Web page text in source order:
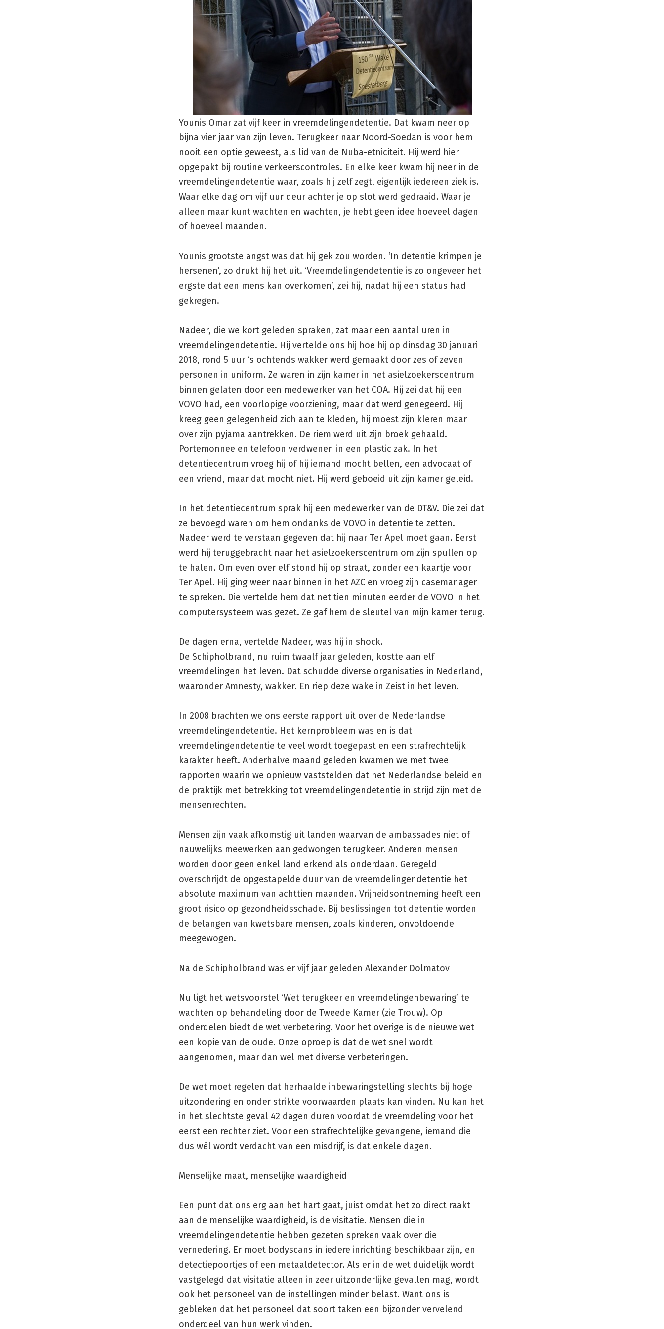
Younis Omar zat vijf keer in vreemdelingendetentie. Dat kwam neer op
bijna vier jaar van zijn leven. Terugkeer naar Noord-Soedan is voor hem
nooit een optie geweest, als lid van de Nuba-etniciteit. Hij werd hier
opgepakt bij routine verkeerscontroles. En elke keer kwam hij neer in de
vreemdelingendetentie waar, zoals hij zelf zegt, eigenlijk iedereen ziek is.
Waar elke dag om vijf uur deur achter je op slot werd gedraaid. Waar je
alleen maar kunt wachten en wachten, je hebt geen idee hoeveel dagen
of hoeveel maanden.
Younis grootste angst was dat hij gek zou worden. ‘In detentie krimpen je
hersenen’, zo drukt hij het uit. ‘Vreemdelingendetentie is zo ongeveer het
ergste dat een mens kan overkomen’, zei hij, nadat hij een status had
gekregen.
Nadeer, die we kort geleden spraken, zat maar een aantal uren in
vreemdelingendetentie. Hij vertelde ons hij hoe hij op dinsdag 30 januari
2018, rond 5 uur ‘s ochtends wakker werd gemaakt door zes of zeven
personen in uniform. Ze waren in zijn kamer in het asielzoekerscentrum
binnen gelaten door een medewerker van het COA. Hij zei dat hij een
VOVO had, een voorlopige voorziening, maar dat werd genegeerd. Hij
kreeg geen gelegenheid zich aan te kleden, hij moest zijn kleren maar
over zijn pyjama aantrekken. De riem werd uit zijn broek gehaald.
Portemonnee en telefoon verdwenen in een plastic zak. In het
detentiecentrum vroeg hij of hij iemand mocht bellen, een advocaat of
een vriend, maar dat mocht niet. Hij werd geboeid uit zijn kamer geleid.
In het detentiecentrum sprak hij een medewerker van de DT&V. Die zei dat
ze bevoegd waren om hem ondanks de VOVO in detentie te zetten.
Nadeer werd te verstaan gegeven dat hij naar Ter Apel moet gaan. Eerst
werd hij teruggebracht naar het asielzoekerscentrum om zijn spullen op
te halen. Om even over elf stond hij op straat, zonder een kaartje voor
Ter Apel. Hij ging weer naar binnen in het AZC en vroeg zijn casemanager
te spreken. Die vertelde hem dat net tien minuten eerder de VOVO in het
computersysteem was gezet. Ze gaf hem de sleutel van mijn kamer terug.
De dagen erna, vertelde Nadeer, was hij in shock.
De Schipholbrand, nu ruim twaalf jaar geleden, kostte aan elf
vreemdelingen het leven. Dat schudde diverse organisaties in Nederland,
waaronder Amnesty, wakker. En riep deze wake in Zeist in het leven.
In 2008 brachten we ons eerste rapport uit over de Nederlandse
vreemdelingendetentie. Het kernprobleem was en is dat
vreemdelingendetentie te veel wordt toegepast en een strafrechtelijk
karakter heeft. Anderhalve maand geleden kwamen we met twee
rapporten waarin we opnieuw vaststelden dat het Nederlandse beleid en
de praktijk met betrekking tot vreemdelingendetentie in strijd zijn met de
mensenrechten.
Mensen zijn vaak afkomstig uit landen waarvan de ambassades niet of
nauwelijks meewerken aan gedwongen terugkeer. Anderen mensen
worden door geen enkel land erkend als onderdaan. Geregeld
overschrijdt de opgestapelde duur van de vreemdelingendetentie het
absolute maximum van achttien maanden. Vrijheidsontneming heeft een
groot risico op gezondheidsschade. Bij beslissingen tot detentie worden
de belangen van kwetsbare mensen, zoals kinderen, onvoldoende
meegewogen.
Na de Schipholbrand was er vijf jaar geleden Alexander Dolmatov
Nu ligt het wetsvoorstel ‘Wet terugkeer en vreemdelingenbewaring’ te
wachten op behandeling door de Tweede Kamer (zie Trouw). Op
onderdelen biedt de wet verbetering. Voor het overige is de nieuwe wet
een kopie van de oude. Onze oproep is dat de wet snel wordt
aangenomen, maar dan wel met diverse verbeteringen.
De wet moet regelen dat herhaalde inbewaringstelling slechts bij hoge
uitzondering en onder strikte voorwaarden plaats kan vinden. Nu kan het
in het slechtste geval 42 dagen duren voordat de vreemdeling voor het
eerst een rechter ziet. Voor een strafrechtelijke gevangene, iemand die
dus wél wordt verdacht van een misdrijf, is dat enkele dagen.
Menselijke maat, menselijke waardigheid
Een punt dat ons erg aan het hart gaat, juist omdat het zo direct raakt
aan de menselijke waardigheid, is de visitatie. Mensen die in
vreemdelingendetentie hebben gezeten spreken vaak over die
vernedering. Er moet bodyscans in iedere inrichting beschikbaar zijn, en
detectiepoortjes of een metaaldetector. Als er in de wet duidelijk wordt
vastgelegd dat visitatie alleen in zeer uitzonderlijke gevallen mag, wordt
ook het personeel van de instellingen minder belast. Want ons is
gebleken dat het personeel dat soort taken een bijzonder vervelend
onderdeel van hun werk vinden.